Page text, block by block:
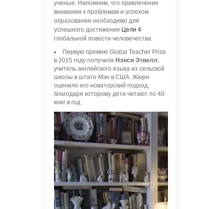
ученые. Напомним, что привлечение
внимания к проблемам и успехом
образования необходимо для
успешного достижения Цели 4
глобальной повести человечества.
Первую премию Global Teacher Prize
в 2015 году получила Нэнси Этвелл,
учитель английского языка из сельской
школы в штате Мэн в США. Жюри
оценило его новаторский подход,
благодаря которому дети читают по 40
книг в год.